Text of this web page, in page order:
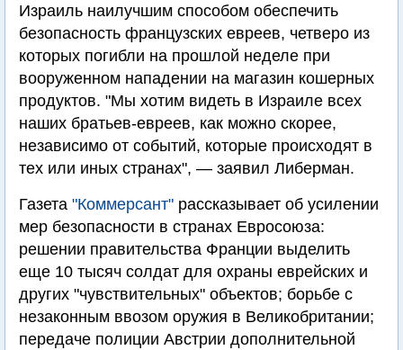
Израиль наилучшим способом обеспечить
безопасность французских евреев, четверо из
которых погибли на прошлой неделе при
вооруженном нападении на магазин кошерных
продуктов. "Мы хотим видеть в Израиле всех
наших братьев-евреев, как можно скорее,
независимо от событий, которые происходят в
тех или иных странах", — заявил Либерман.
Газета "Коммерсант" рассказывает об усилении
мер безопасности в странах Евросоюза:
решении правительства Франции выделить
еще 10 тысяч солдат для охраны еврейских и
других "чувствительных" объектов; борьбе с
незаконным ввозом оружия в Великобритании;
передаче полиции Австрии дополнительной